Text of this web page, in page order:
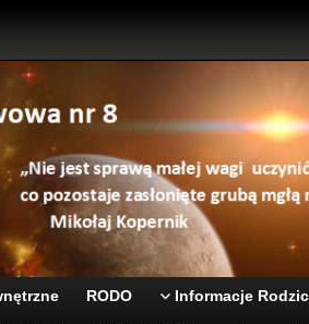
RODO Informacje